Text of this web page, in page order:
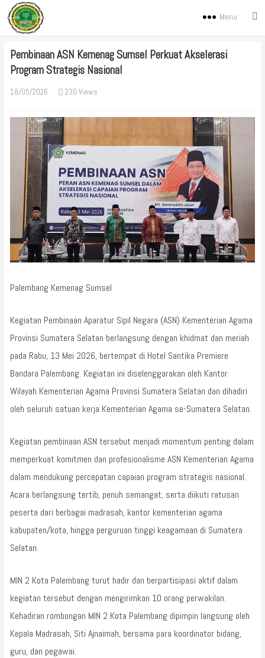
Menu
Pembinaan ASN Kemenag Sumsel Perkuat Akselerasi
Program Strategis Nasional
18/05/2026 230 Views
Palembang Kemenag Sumsel
Kegiatan Pembinaan Aparatur Sipil Negara (ASN) Kementerian Agama
Provinsi Sumatera Selatan berlangsung dengan khidmat dan meriah
pada Rabu, 13 Mei 2026, bertempat di Hotel Santika Premiere
Bandara Palembang. Kegiatan ini diselenggarakan oleh Kantor
Wilayah Kementerian Agama Provinsi Sumatera Selatan dan dihadiri
oleh seluruh satuan kerja Kementerian Agama se-Sumatera Selatan.
Kegiatan pembinaan ASN tersebut menjadi momentum penting dalam
memperkuat komitmen dan profesionalisme ASN Kementerian Agama
dalam mendukung percepatan capaian program strategis nasional.
Acara berlangsung tertib, penuh semangat, serta diikuti ratusan
peserta dari berbagai madrasah, kantor kementerian agama
kabupaten/kota, hingga perguruan tinggi keagamaan di Sumatera
Selatan.
MIN 2 Kota Palembang turut hadir dan berpartisipasi aktif dalam
kegiatan tersebut dengan mengirimkan 10 orang perwakilan.
Kehadiran rombongan MIN 2 Kota Palembang dipimpin langsung oleh
Kepala Madrasah, Siti Ajnaimah, bersama para koordinator bidang,
guru, dan pegawai.